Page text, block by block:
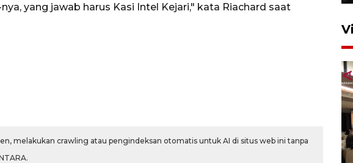
yang jawab harus Kasi Intel Kejari," kata Riachard saat
melakukan crawling atau pengindeksan otomatis untuk AI di situs web ini tanpa
Kodam I Bukit Barisan